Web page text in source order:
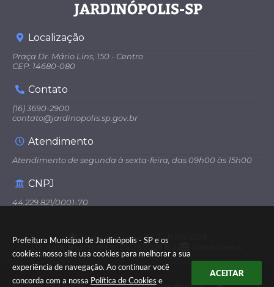
Prefeitura Municipal de Jardinópolis - SP e os
cookies: nosso site usa cookies para melhorar a sua
experiência de navegação. Ao continuar você
concorda com a nossa Política de Cookies e
ACEITAR
Localização
Praça Dr. Mário Lins, 150 - Centro
CEP: 14680-080
Contato
(16) 3690-2900
contato@jardinopolis.sp.gov.br
Atendimento
Atendimento de segunda à sexta-feira, das 09h00 às 15h00
CNPJ
44.229.821/0001-70
Versão do Sistema: 3.5.3 - 19/06/2026
Portal atualizado em:
05/08/2026 16:22